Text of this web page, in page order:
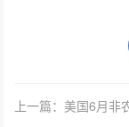
上一篇：美国6月